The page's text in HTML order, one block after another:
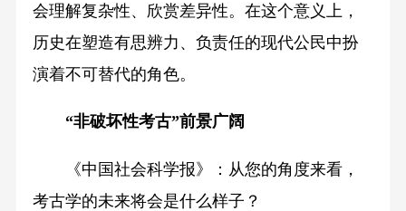
会理解复杂性、欣赏差异性。在这个意义上，
历史在塑造有思辨力、负责任的现代公民中扮
演着不可替代的角色。
“非破坏性考古”前景广阔
《中国社会科学报》：从您的角度来看，
考古学的未来将会是什么样子？